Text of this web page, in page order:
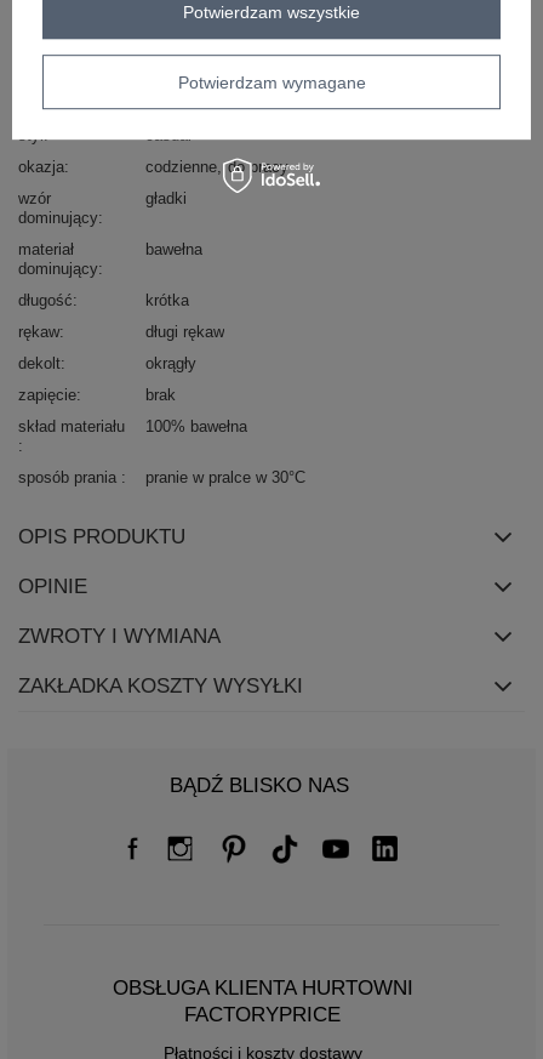
Kod produktu
WT-BZ-A1090.83
okazja
codzienne do pracy
wzór
dominujący
gładki
materiał
dominujący
bawełna
długość
krótka
rękaw
długi rękaw
dekolt
okrągły
zapięcie
brak
skład materiału
100% bawełna
sposób prania pranie w pralce w 30°C
OPIS PRODUKTU
OPINIE
ZWROTY I WYMIANA
ZAKŁADKA KOSZTY WYSYŁKI
BĄDŹ BLISKO NAS
OBSŁUGA KLIENTA HURTOWNI
FACTORYPRICE
Płatności i koszty dostawy
Potwierdzam wymagane
Potwierdzam wszystkie